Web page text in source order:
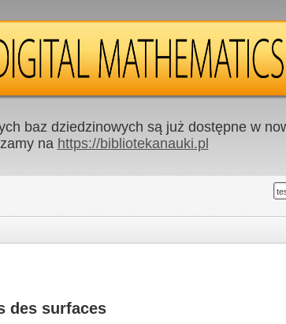
baz dziedzinowych są już dostępne w
na https://bibliotekanauki.pl
des surfaces